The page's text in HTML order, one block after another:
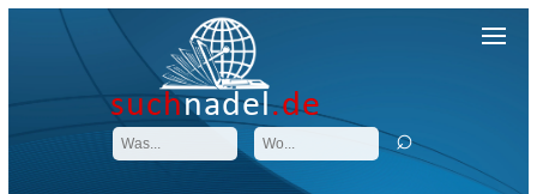
suchnadel.de